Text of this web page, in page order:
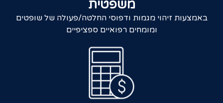
משפטית
באמצעות זיהוי מגמות ודפוסי החלטה/פעולה של שופטים
ומומחים רפואיים ספציפיים